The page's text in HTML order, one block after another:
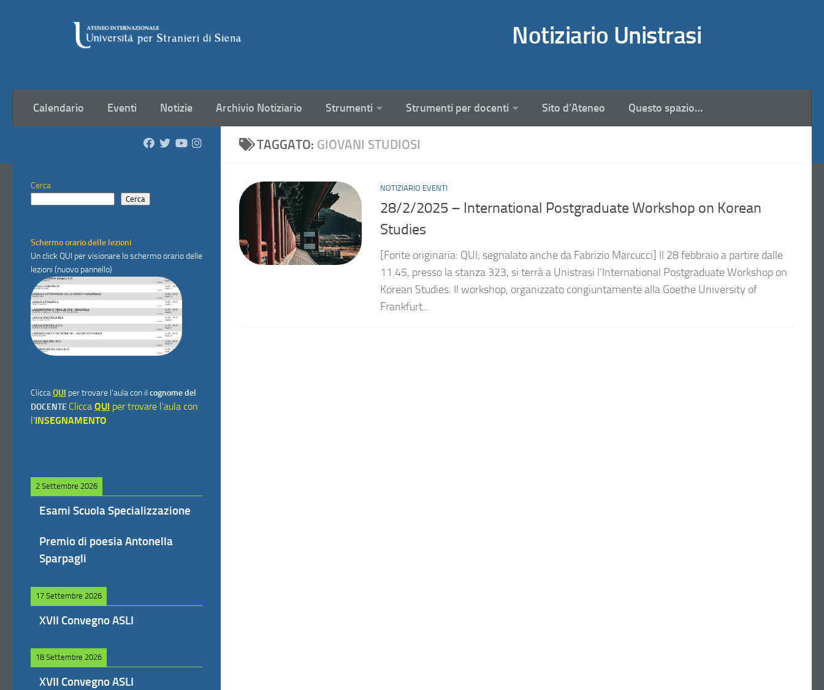
Notiziario Unistrasi
Calendario Eventi Notizie Archivio Notiziario Strumenti Strumenti per docenti Sito d’Ateneo Questo spazio…
TAGGATO: GIOVANI STUDIOSI
NOTIZIARIO EVENTI
28/2/2025 – International Postgraduate Workshop on Korean
Studies
[Fonte originaria: QUI; segnalato anche da Fabrizio Marcucci] Il 28 febbraio a partire dalle
11.45, presso la stanza 323, si terrà a Unistrasi l’International Postgraduate Workshop on
Korean Studies. Il workshop, organizzato congiuntamente alla Goethe University of
Frankfurt...
Cerca
Cerca
Schermo orario delle lezioni
Un click QUI per visionare lo schermo orario delle
lezioni (nuovo pannello)
CliccaQUI per trovare l'aula con il cognome del
DOCENTE Clicca QUI per trovare l'aula con
l'INSEGNAMENTO
2 Settembre 2026
Esami Scuola Specializzazione
Premio di poesia Antonella
Sparpagli
17 Settembre 2026
XVII Convegno ASLI
18 Settembre 2026
XVII Convegno ASLI